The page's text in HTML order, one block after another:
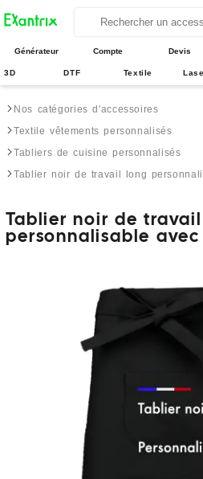
Générateur Compte Devis
3D DTF Textile
Nos catégories d'accessoires
Textile vêtements personnalisés
Tabliers de cuisine personnalisés
Tablier noir de travail long
Tablier noir de
personnalisable avec